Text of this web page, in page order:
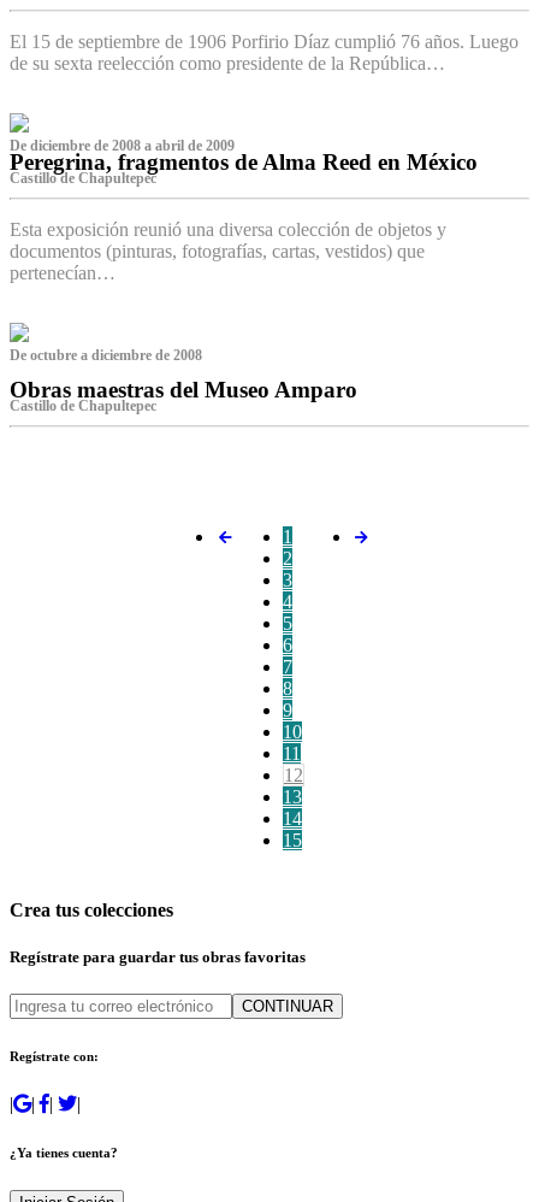
El 15 de septiembre de 1906 Porfirio Díaz cumplió 76 años. Luego
de su sexta reelección como presidente de la República…
De diciembre de 2008 a abril de 2009
Peregrina, fragmentos de Alma Reed en México
Castillo de Chapultepec
Esta exposición reunió una diversa colección de objetos y
documentos (pinturas, fotografías, cartas, vestidos) que
pertenecían…
De octubre a diciembre de 2008
Obras maestras del Museo Amparo
Castillo de Chapultepec
1
2
3
4
5
6
7
8
9
10
11
12
13
14
15
Crea tus colecciones
Regístrate para guardar tus obras favoritas
CONTINUAR
Regístrate con:
| | | |
¿Ya tienes cuenta?